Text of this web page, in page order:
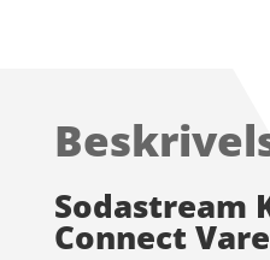
på
ømmels
er
Sodastream
Connect